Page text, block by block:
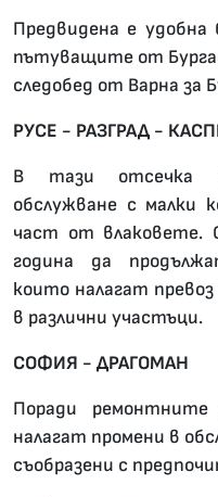
Предвидена е удобна
пътуващите от
следобед от Варна за
РУСЕ - РАЗГРАД -
В тази отсечка
обслужване с малки
част от влаковете.
година да
които налагат
в различни участъци.
СОФИЯ - ДРАГОМАН
Поради
налагат промени в
съобразени с